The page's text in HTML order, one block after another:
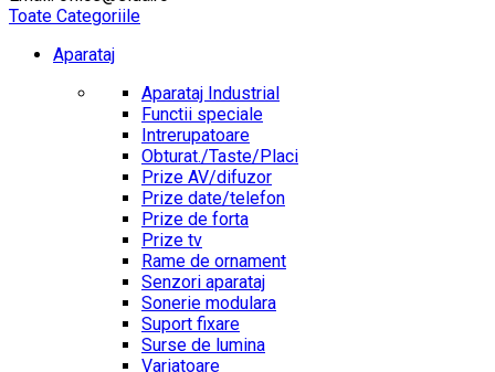
Toate Categoriile
Aparataj
Aparataj Industrial
Functii speciale
Intrerupatoare
Obturat./Taste/Placi
Prize AV/difuzor
Prize date/telefon
Prize de forta
Prize tv
Rame de ornament
Senzori aparataj
Sonerie modulara
Suport fixare
Surse de lumina
Variatoare